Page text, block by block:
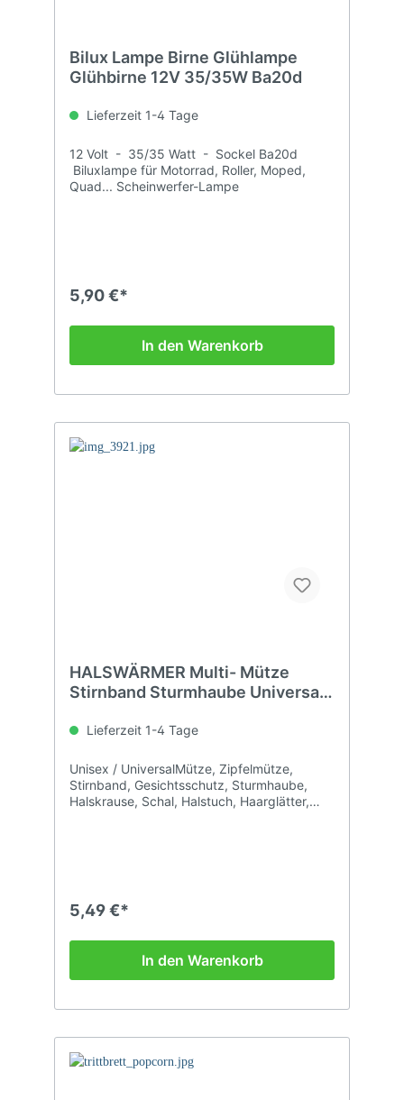
Bilux Lampe Birne Glühlampe
Glühbirne 12V 35/35W Ba20d
Lieferzeit 1-4 Tage
12 Volt - 35/35 Watt - Sockel Ba20d
Biluxlampe für Motorrad, Roller, Moped,
Quad... Scheinwerfer-Lampe
5,90 €*
In den Warenkorb
HALSWÄRMER Multi- Mütze
Stirnband Sturmhaube Universal
Lieferzeit 1-4 Tage
Unisex / UniversalMütze, Zipfelmütze,
Stirnband, Gesichtsschutz, Sturmhaube,
Halskrause, Schal, Halstuch, Haarglätter,
5,49 €*
In den Warenkorb